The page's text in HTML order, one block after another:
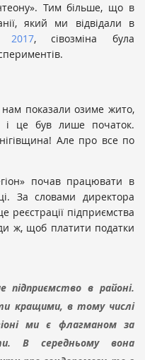
Тим більше, що в
який ми відвідали в
2017, сівозміна була
показали озиме жито,
і це був лише початок.
Але про все по
почав працювати в
За словами директора
реєстрації підприємства
ж, щоб платити податки
в районі.
кращими, в тому числі
ми є флагманом за
В середньому вона